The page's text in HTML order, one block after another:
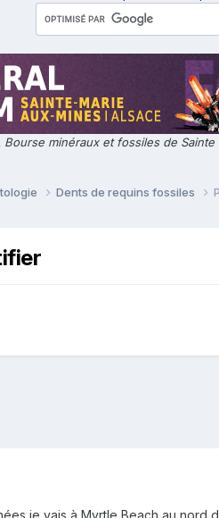
Bourse minéraux et fossiles de
Dents de requins fossiles